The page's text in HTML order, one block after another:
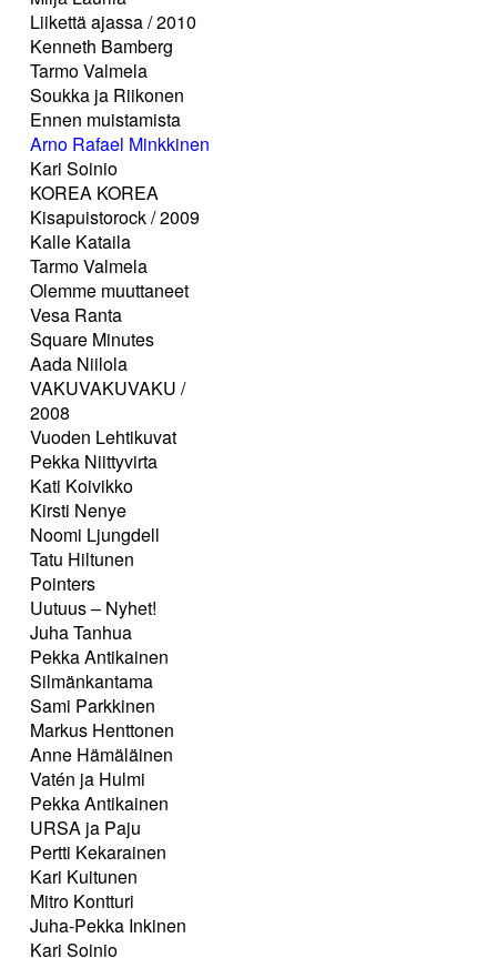
Liikettä ajassa / 2010
Kenneth Bamberg
Tarmo Valmela
Soukka ja Riikonen
Ennen muistamista
Arno Rafael Minkkinen
Kari Soinio
KOREA KOREA
Kisapuistorock / 2009
Kalle Kataila
Tarmo Valmela
Olemme muuttaneet
Vesa Ranta
Square Minutes
Aada Niilola
VAKUVAKUVAKU /
2008
Vuoden Lehtikuvat
Pekka Niittyvirta
Kati Koivikko
Kirsti Nenye
Noomi Ljungdell
Tatu Hiltunen
Pointers
Uutuus – Nyhet!
Juha Tanhua
Pekka Antikainen
Silmänkantama
Sami Parkkinen
Markus Henttonen
Anne Hämäläinen
Vatén ja Hulmi
Pekka Antikainen
URSA ja Paju
Pertti Kekarainen
Kari Kuitunen
Mitro Kontturi
Juha-Pekka Inkinen
Kari Soinio